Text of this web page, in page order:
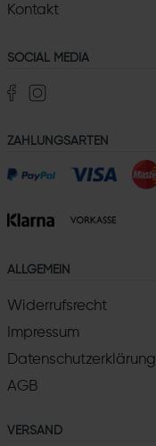
Kontakt
SOCIAL MEDIA
ZAHLUNGSARTEN
ALLGEMEIN
Widerrufsrecht
Impressum
Datenschutzerklärung
AGB
VERSAND